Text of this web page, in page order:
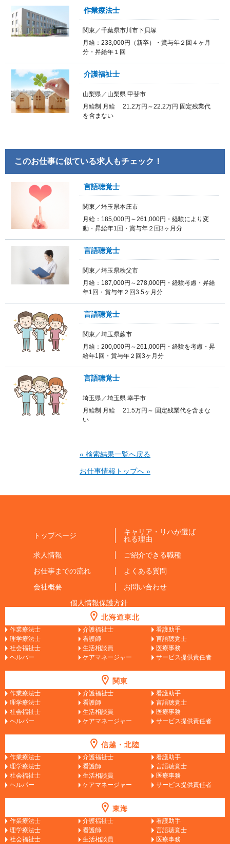
作業療法士
関東／千葉県市川市下貝塚
月給：233,000円（新卒）・賞与年２回４ヶ月
分・昇給年１回
介護福祉士
山梨県／山梨県 甲斐市
月給制 月給 21.2万円～22.2万円 固定残業代
を含まない
このお仕事に似ている求人もチェック！
言語聴覚士
関東／埼玉県本庄市
月給：185,000円～261,000円・経験により変
動・昇給年1回・賞与年２回3ヶ月分
言語聴覚士
関東／埼玉県秩父市
月給：187,000円～278,000円・経験考慮・昇給
年1回・賞与年２回3.5ヶ月分
言語聴覚士
関東／埼玉県蕨市
月給：200,000円～261,000円・経験を考慮・昇
給年1回・賞与年２回3ヶ月分
言語聴覚士
埼玉県／埼玉県 幸手市
月給制 月給 21.5万円～ 固定残業代を含まな
い
« 検索結果一覧へ戻る
お仕事情報トップへ »
トップページ
キャリア・リハが選ば
れる理由
求人情報
ご紹介できる職種
お仕事までの流れ
よくある質問
会社概要
お問い合わせ
個人情報保護方針
北海道東北
作業療法士 介護福祉士
看護助手
理学療法士
看護師
言語聴覚士
社会福祉士
生活相談員
医療事務
ヘルパー
ケアマネージャー サービス提供責任者
関東
作業療法士 介護福祉士
看護助手
理学療法士
看護師
言語聴覚士
社会福祉士
生活相談員
医療事務
ヘルパー
ケアマネージャー サービス提供責任者
信越・北陸
作業療法士 介護福祉士
看護助手
理学療法士
看護師
言語聴覚士
社会福祉士
生活相談員
医療事務
ヘルパー
ケアマネージャー サービス提供責任者
東海
作業療法士 介護福祉士
看護助手
理学療法士
看護師
言語聴覚士
社会福祉士
生活相談員
医療事務